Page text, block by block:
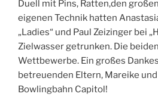
Duell mit Pins, Ratten,den
eigenen Technik hatten
„Ladies“ und Paul Zeizinger bei
Zielwasser getrunken. Die
Wettbewerbe. Ein großes
betreuenden Eltern, Mareike
Bowlingbahn Capitol!